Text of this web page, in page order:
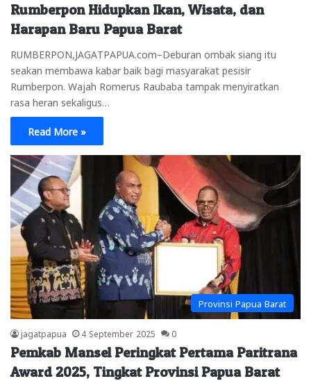
Rumberpon Hidupkan Ikan, Wisata, dan
Harapan Baru Papua Barat
RUMBERPON,JAGATPAPUA.com–Deburan ombak siang itu
seakan membawa kabar baik bagi masyarakat pesisir
Rumberpon. Wajah Romerus Raubaba tampak menyiratkan
rasa heran sekaligus…
Read More »
Provinsi Papua Barat
jagatpapua 4 September 2025 0
Pemkab Mansel Peringkat Pertama Paritrana
Award 2025, Tingkat Provinsi Papua Barat